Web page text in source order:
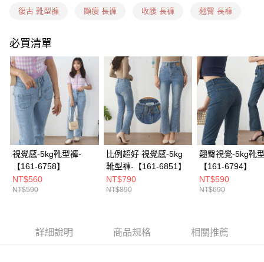
宅配(貨到付款)
每筆NT$100，滿NT$1,899(含以上)免運費
復古 靴型褲 顯瘦 長褲 收腰 長褲 翹臀 長褲
必買清單
視覺感-5kg靴型褲-
【161-6758】
NT$560
NT$590
比例超好 視覺感-5kg
靴型褲-【161-6851】
NT$790
NT$890
翹臀視覺-5kg靴
【161-6794】
NT$590
NT$690
詳細說明 商品規格 相關推薦